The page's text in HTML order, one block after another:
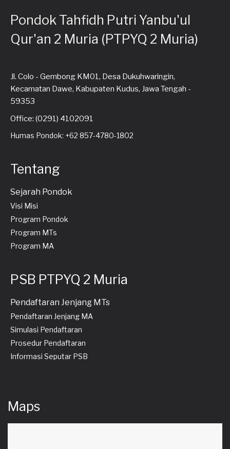
Pondok Tahfidh Putri Yanbu'ul
Qur'an 2 Muria (PTPYQ 2 Muria)
Jl. Colo - Gembong KM01, Desa Dukuhwaringin,
Kecamatan Dawe, Kabupaten Kudus, Jawa Tengah -
59353
Office: (0291) 4102091
Humas Pondok: +62 857-4780-1802
Tentang
Sejarah Pondok
Visi Misi
Program Pondok
Program MTs
Program MA
PSB PTPYQ 2 Muria
Pendaftaran Jenjang MTs
Pendaftaran Jenjang MA
Simulasi Pendaftaran
Prosedur Pendaftaran
Informasi Seputar PSB
Maps